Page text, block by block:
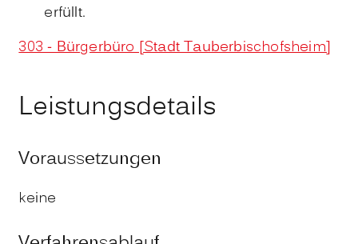
erfüllt.
303 - Bürgerbüro [Stadt Tauberbischofsheim]
Leistungsdetails
Voraussetzungen
keine